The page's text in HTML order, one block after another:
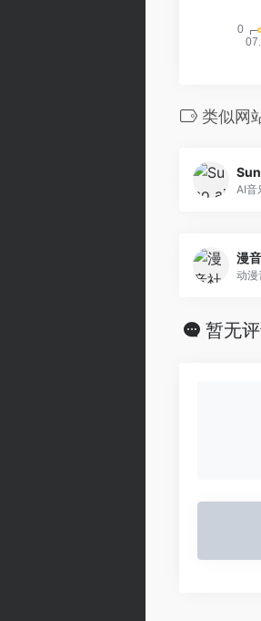
类似网
AI音
漫
动漫
暂无